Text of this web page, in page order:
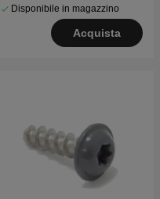
Disponibile in magazzino
Acquista